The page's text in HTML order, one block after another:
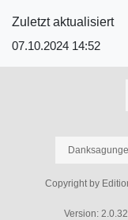
Zuletzt aktualisiert
07.10.2024 14:52
Copyright by
Version: